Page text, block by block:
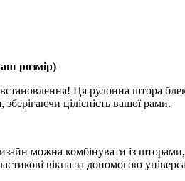
розмір)
Ця рулонна штора
цілісність вашої рами.
можна комбінувати із
вікна за допомогою